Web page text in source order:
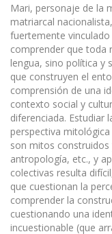
Mari, personaje de la
matriarcal
fuertemente
comprender que toda
lengua, sino política y
que construyen el
comprensión de una
contexto social y
diferenciada. Estudiar
perspectiva
son mitos construidos
antropología, etc., y
colectivas resulta
que cuestionan la
comprender la
cuestionando una
incuestionable (que